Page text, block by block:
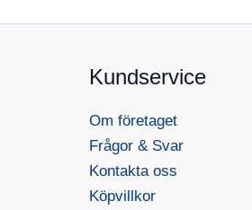
Kundservice
Om företaget
Frågor & Svar
Kontakta oss
Köpvillkor